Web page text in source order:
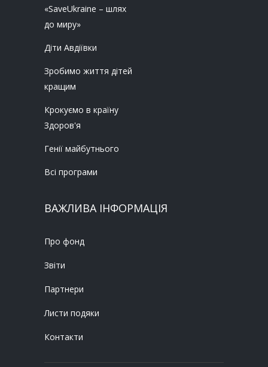
«SaveUkraine – шлях
до миру»
Діти Авдіївки
Зробимо життя дітей
кращим
Крокуємо в країну
Здоров'я
Генії майбутнього
Всі програми
ВАЖЛИВА ІНФОРМАЦІЯ
Про фонд
Звіти
Партнери
Листи подяки
Контакти